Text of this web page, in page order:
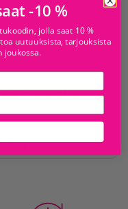
valmis 24 tunnissa
-10 %
jolla saat 10 %
uutuuksista, tarjouksista
joukossa.